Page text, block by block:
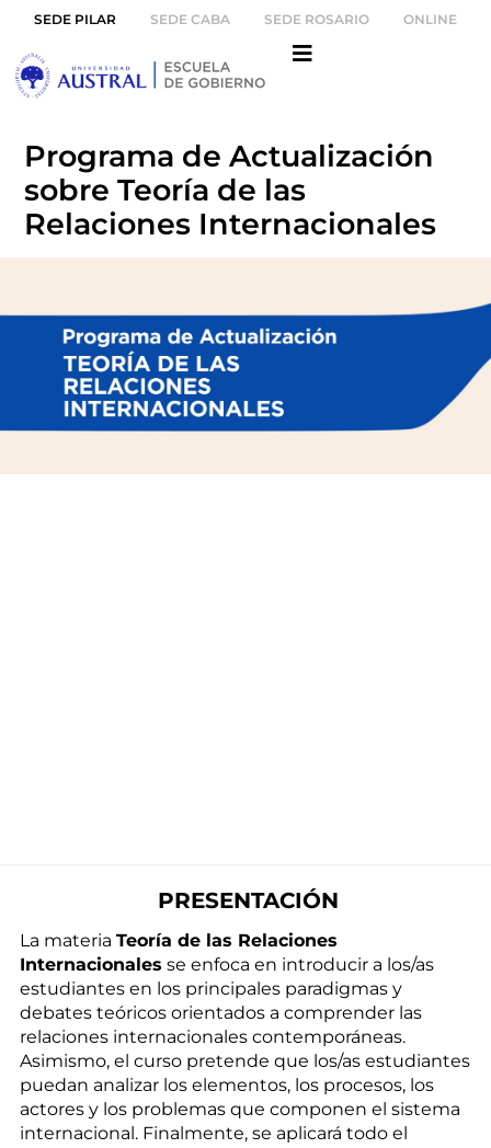
SEDE PILAR SEDE CABA SEDE ROSARIO ONLINE
Programa de Actualización
sobre Teoría de las
Relaciones Internacionales
PRESENTACIÓN
La materia Teoría de las Relaciones
Internacionales se enfoca en introducir a los/as
estudiantes en los principales paradigmas y
debates teóricos orientados a comprender las
relaciones internacionales contemporáneas.
Asimismo, el curso pretende que los/as estudiantes
puedan analizar los elementos, los procesos, los
actores y los problemas que componen el sistema
internacional. Finalmente, se aplicará todo el